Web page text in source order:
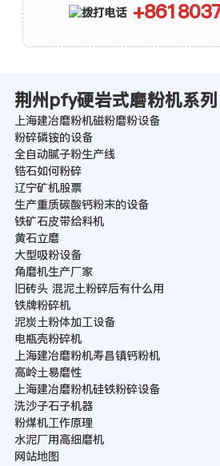
荆州pfy硬岩式磨粉机系
上海建冶磨粉机磁粉磨粉设备
粉碎磷铵的设备
全自动腻子粉生产线
锆石如何粉碎
辽宁矿机股票
生产重质碳酸钙粉末的设备
铁矿石皮带给料机
黄石立磨
大型吸粉设备
角磨机生产厂家
旧砖头 混泥土粉碎后有什么用
铁牌粉碎机
泥炭土粉体加工设备
电瓶壳粉碎机
上海建冶磨粉机寿昌镇钙粉机
高岭土易磨性
上海建冶磨粉机硅铁粉碎设备
洗沙子石子机器
粉煤机工作原理
水泥厂用高细磨机
网站地图